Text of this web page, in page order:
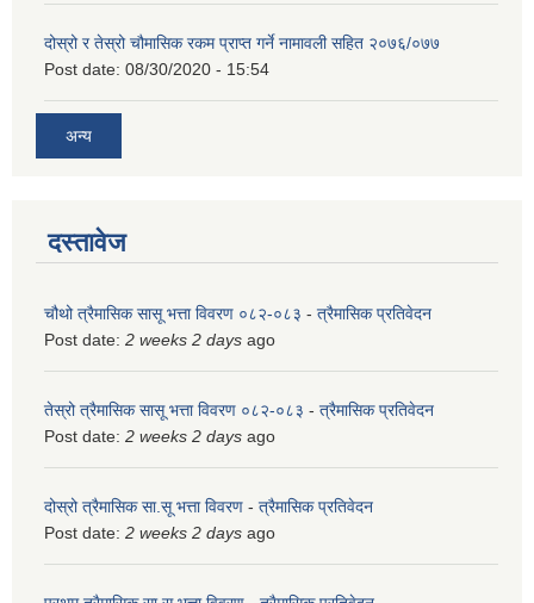
दोस्रो र तेस्रो चौमासिक रकम प्राप्त गर्ने नामावली सहित २०७६/०७७
Post date: 08/30/2020 - 15:54
अन्य
दस्तावेज
चौथो त्रैमासिक सासू भत्ता विवरण ०८२-०८३ - त्रैमासिक प्रतिवेदन
Post date: 2 weeks 2 days ago
तेस्रो त्रैमासिक सासू भत्ता विवरण ०८२-०८३ - त्रैमासिक प्रतिवेदन
Post date: 2 weeks 2 days ago
दोस्रो त्रैमासिक सा.सू भत्ता विवरण - त्रैमासिक प्रतिवेदन
Post date: 2 weeks 2 days ago